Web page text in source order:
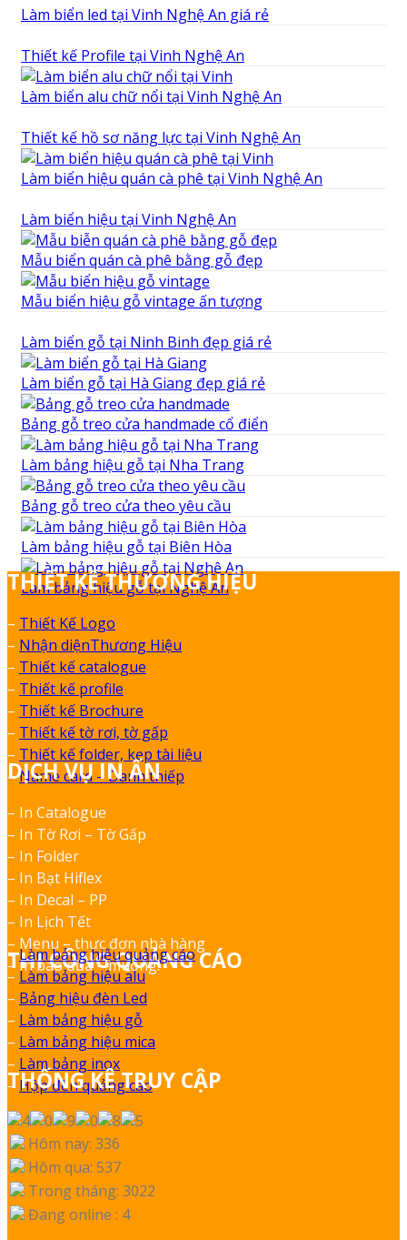
Làm biển led tại Vinh Nghệ An giá rẻ
Thiết kế Profile tại Vinh Nghệ An
Làm biển alu chữ nổi tại Vinh Nghệ An
Thiết kế hồ sơ năng lực tại Vinh Nghệ An
Làm biển hiệu quán cà phê tại Vinh Nghệ An
Làm biển hiệu tại Vinh Nghệ An
Mẫu biển quán cà phê bằng gỗ đẹp
Mẫu biển hiệu gỗ vintage ấn tượng
Làm biển gỗ tại Ninh Binh đẹp giá rẻ
Làm biển gỗ tại Hà Giang đẹp giá rẻ
Bảng gỗ treo cửa handmade cổ điển
Làm bảng hiệu gỗ tại Nha Trang
Bảng gỗ treo cửa theo yêu cầu
Làm bảng hiệu gỗ tại Biên Hòa
Làm bảng hiệu gỗ tại Nghệ An
THIẾT KẾ THƯƠNG HIỆU
– Thiết Kế Logo
– Nhận diệnThương Hiệu
– Thiết kế catalogue
– Thiết kế profile
– Thiết kế Brochure
– Thiết kế tờ rơi, tờ gấp
– Thiết kế folder, kẹp tài liệu
–Name card – Danh thiếp
DỊCH VỤ IN ẤN
– In Catalogue
– In Tờ Rơi – Tờ Gấp
– In Folder
– In Bạt Hiflex
– In Decal – PP
– In Lịch Tết
– Menu – thực đơn nhà hàng
– In bao đũa – muỗng.
THI CÔNG QUẢNG CÁO
–Làm bảng hiệu quảng cáo
– Làm bảng hiệu alu
– Bảng hiệu đèn Led
– Làm bảng hiệu gỗ
– Làm bảng hiệu mica
– Làm bảng inox
– Hộp đèn quảng cáo
THỐNG KÊ TRUY CẬP
Hôm nay: 336
Hôm qua: 537
Trong tháng: 3022
Đang online : 4